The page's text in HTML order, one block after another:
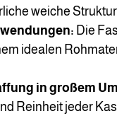
weiche
Die
idealen
in großem
Reinheit jeder